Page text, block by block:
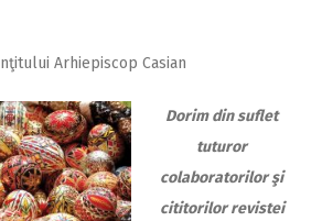
Arhiepiscop Casian
Dorim din suflet
tuturor
colaboratorilor şi
cititorilor revistei